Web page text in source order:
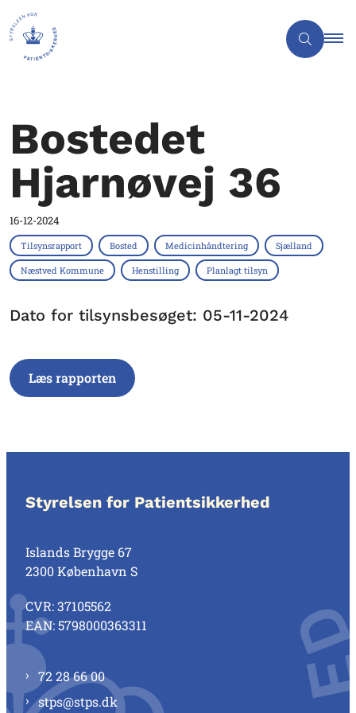
Bostedet
Hjarnøvej 36
16-12-2024
Tilsynsrapport Bosted Medicinhåndtering Sjælland
Næstved Kommune Henstilling Planlagt tilsyn
Dato for tilsynsbesøget: 05-11-2024
Læs rapporten
Styrelsen for Patientsikkerhed
Islands Brygge 67
2300 København S
CVR: 37105562
EAN: 5798000363311
72 28 66 00
stps@stps.dk